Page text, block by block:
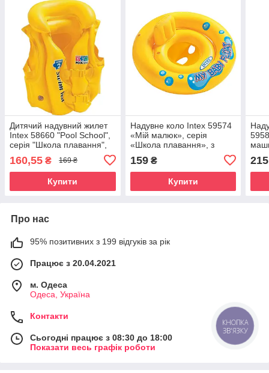
Дитячий надувний жилет
Intex 58660 "Pool School",
серія "Школа плавання",
160,55 ₴ 169 ₴
Купити
Надувне коло Intex 59574
«Мій малюк», серія
«Школа плавання», з
159₴
Купити
215
Про нас
95% позитивних з 199 відгуків за рік
Працює з 20.04.2021
м. Одеса
Одеса, Україна
Контакти
Сьогодні працює з 08:30 до 18:00
Показати весь графік роботи
КНОПКА
ЗВ'ЯЗКУ